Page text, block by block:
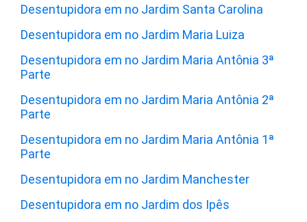
Desentupidora em no Jardim Santa Carolina
Desentupidora em no Jardim Maria Luiza
Desentupidora em no Jardim Maria Antônia 3ª
Parte
Desentupidora em no Jardim Maria Antônia 2ª
Parte
Desentupidora em no Jardim Maria Antônia 1ª
Parte
Desentupidora em no Jardim Manchester
Desentupidora em no Jardim dos Ipês